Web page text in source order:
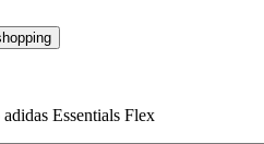
Essentials Flex